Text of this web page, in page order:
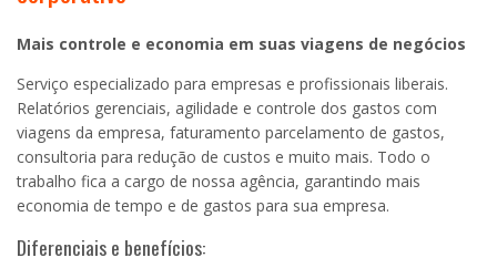
Mais controle e economia em suas viagens de negócios
Serviço especializado para empresas e profissionais liberais.
Relatórios gerenciais, agilidade e controle dos gastos com
viagens da empresa, faturamento parcelamento de gastos,
consultoria para redução de custos e muito mais. Todo o
trabalho fica a cargo de nossa agência, garantindo mais
economia de tempo e de gastos para sua empresa.
Diferenciais e benefícios: